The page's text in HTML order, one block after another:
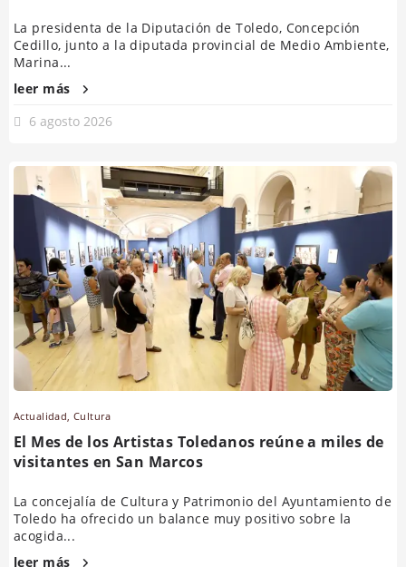
La presidenta de la Diputación de Toledo, Concepción
Cedillo, junto a la diputada provincial de Medio Ambiente,
Marina...
leer más
6 agosto 2026
Actualidad,Cultura
El Mes de los Artistas Toledanos reúne a miles de
visitantes en San Marcos
La concejalía de Cultura y Patrimonio del Ayuntamiento de
Toledo ha ofrecido un balance muy positivo sobre la
acogida...
leer más